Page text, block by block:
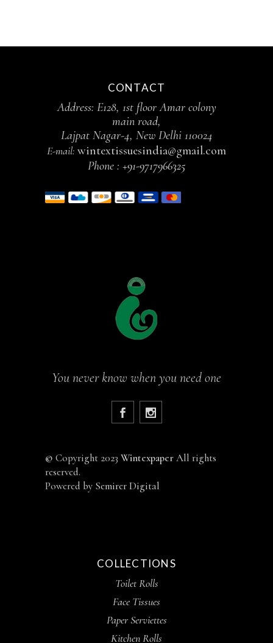
CONTACT
Address: E128, 1st floor Amar colony
main road,
Lajpat Nagar-4, New Delhi 110024
E-mail: wintextissuesindia@gmail.com
Phone : +91-9717966325
You never know when you need one
© Copyright 2023 WintexpaperAll rights
reserved.
Powered by Semirer Digital
COLLECTIONS
Toilet Rolls
Face Tissues
Paper Serviettes
Kitchen Rolls